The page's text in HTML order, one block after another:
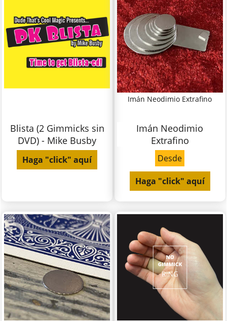
Blista (2 Gimmicks sin
DVD) - Mike Busby
Haga "click" aquí
Imán Neodimio Extrafino
Imán Neodimio
Extrafino
Desde
Haga "click" aquí